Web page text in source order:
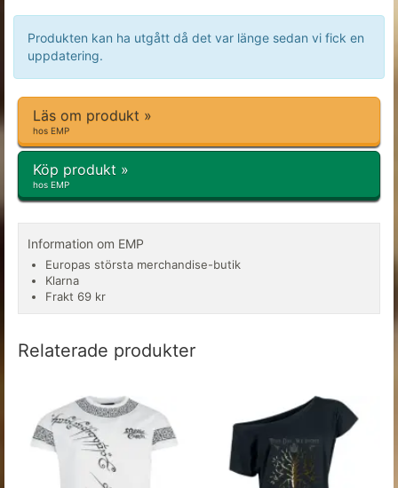
Produkten kan ha utgått då det var länge sedan vi fick en
uppdatering.
Läs om produkt »
hos EMP
Köp produkt »
hos EMP
Information om EMP
Europas största merchandise-butik
Klarna
Frakt 69 kr
Relaterade produkter